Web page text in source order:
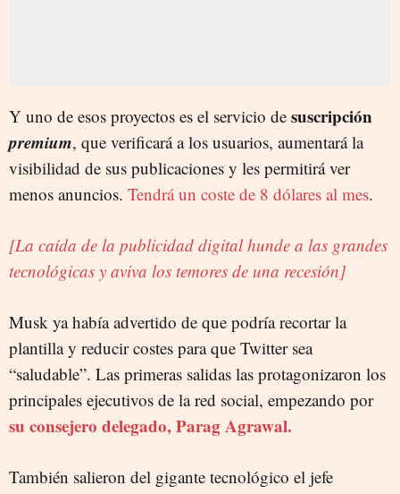
Y uno de esos proyectos es el servicio de suscripción
premium, que verificará a los usuarios, aumentará la
visibilidad de sus publicaciones y les permitirá ver
menos anuncios. Tendrá un coste de 8 dólares al mes.
[La caída de la publicidad digital hunde a las grandes
tecnológicas y aviva los temores de una recesión]
Musk ya había advertido de que podría recortar la
plantilla y reducir costes para que Twitter sea
“saludable”. Las primeras salidas las protagonizaron los
principales ejecutivos de la red social, empezando por
su consejero delegado, Parag Agrawal.
También salieron del gigante tecnológico el jefe